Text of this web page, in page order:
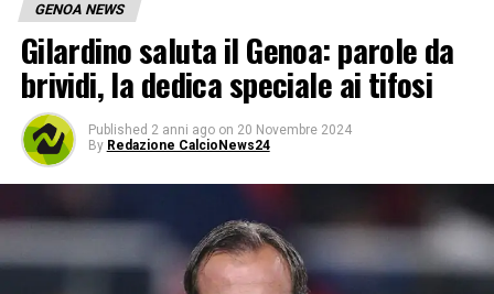
GENOA NEWS
Gilardino saluta il Genoa: parole da
brividi, la dedica speciale ai tifosi
Published 2 anni ago on 20 Novembre 2024
By Redazione CalcioNews24